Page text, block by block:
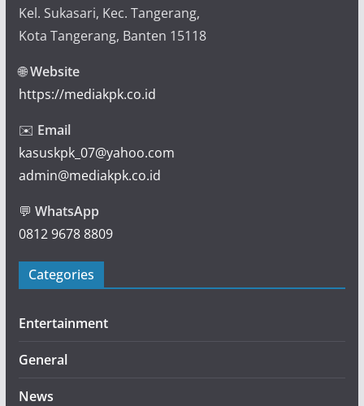
Kel. Sukasari, Kec. Tangerang,
Kota Tangerang, Banten 15118
🌐Website
https://mediakpk.co.id
✉️ Email
kasuskpk_07@yahoo.com
admin@mediakpk.co.id
💬 WhatsApp
0812 9678 8809
Categories
Entertainment
General
News